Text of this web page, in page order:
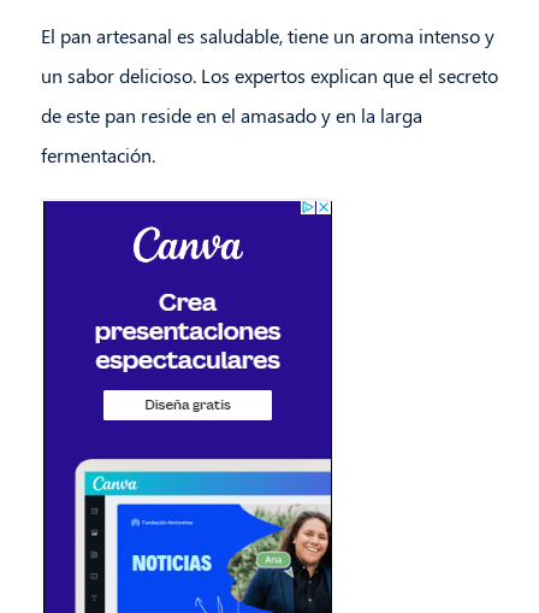
El pan artesanal es saludable, tiene un aroma intenso y
un sabor delicioso. Los expertos explican que el secreto
de este pan reside en el amasado y en la larga
fermentación.